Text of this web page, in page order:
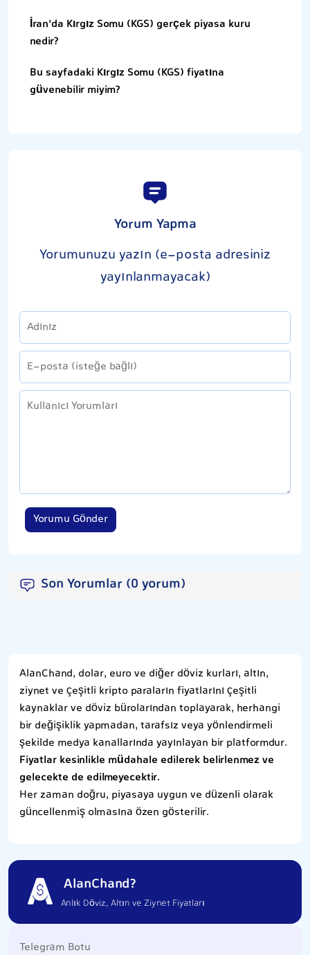
İran’da Kırgız Somu (KGS) gerçek piyasa kuru
nedir?
Bu sayfadaki Kırgız Somu (KGS) fiyatına
güvenebilir miyim?
Yorum Yapma
Yorumunuzu yazın (e-posta adresiniz
yayınlanmayacak)
Yorumu Gönder
Son Yorumlar (0 yorum)
AlanChand, dolar, euro ve diğer döviz kurları, altın,
ziynet ve çeşitli kripto paraların fiyatlarını çeşitli
kaynaklar ve döviz bürolarından toplayarak, herhangi
bir değişiklik yapmadan, tarafsız veya yönlendirmeli
şekilde medya kanallarında yayınlayan bir platformdur.
Fiyatlar kesinlikle müdahale edilerek belirlenmez ve
gelecekte de edilmeyecektir.
Her zaman doğru, piyasaya uygun ve düzenli olarak
güncellenmiş olmasına özen gösterilir.
AlanChand?
Anlık Döviz, Altın ve Ziynet Fiyatları
Telegram Botu